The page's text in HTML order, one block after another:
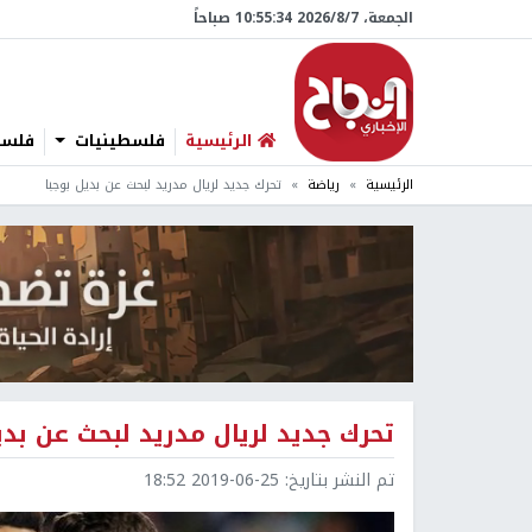
الجمعة، 7/‏8/‏2026 10:55:35 صباحاً
الرئيسية فلسطينيات
الرئيسية رياضة تحرك جديد لريال مدريد لبحث عن بديل بوجبا
تحرك جديد لريال مدريد لبحث عن
تم النشر بتاريخ: 2019-06-25 18:52